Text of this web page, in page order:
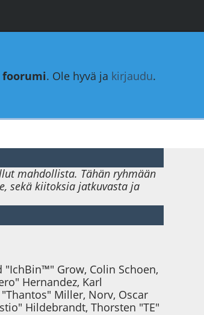
. Ole hyvä ja kirjaudu.
mahdollista. Tähän ryhmään
sekä kiitoksia jatkuvasta ja
"IchBin™" Grow, Colin Schoen,
Hernandez, Karl
Miller, Norv, Oscar
Hildebrandt, Thorsten "TE"